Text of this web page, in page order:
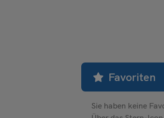
Favoriten
Sie haben keine